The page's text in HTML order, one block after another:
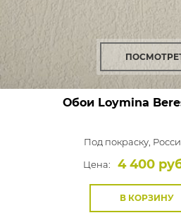
Обои Loymina
Под покраску,
Цена:
4 400
В КОРЗИНУ